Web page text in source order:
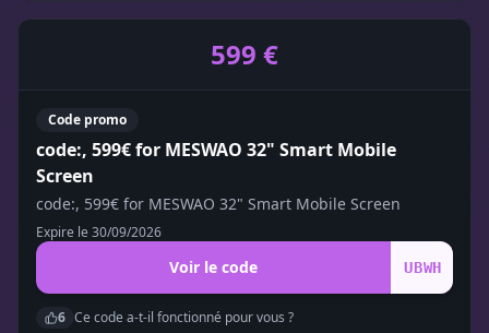
599 €
Code promo
code:, 599€ for MESWAO 32" Smart Mobile
Screen
code:, 599€ for MESWAO 32" Smart Mobile Screen
Expire le 30/09/2026
Voir le code UBWH
6 Ce code a-t-il fonctionné pour vous ?